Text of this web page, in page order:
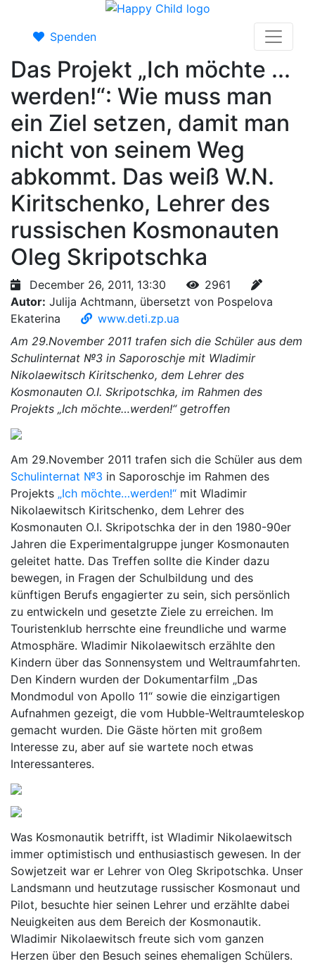
Spenden
Das Projekt „Ich möchte ...
werden!“: Wie muss man
ein Ziel setzen, damit man
nicht von seinem Weg
abkommt. Das weiß W.N.
Kiritschenko, Lehrer des
russischen Kosmonauten
Oleg Skripotschka
December 26, 2011, 13:30
2961
Autor: Julija Achtmann, übersetzt von Pospelova
Ekaterina
www.deti.zp.ua
Am 29.November 2011 trafen sich die Schüler aus dem
Schulinternat №3 in Saporoschje mit Wladimir
Nikolaewitsch Kiritschenko, dem Lehrer des
Kosmonauten O.I. Skripotschka, im Rahmen des
Projekts „Ich möchte…werden!“ getroffen
Am 29.November 2011 trafen sich die Schüler aus dem
Schulinternat №3 in Saporoschje im Rahmen des
Projekts „Ich möchte…werden!“ mit Wladimir
Nikolaewitsch Kiritschenko, dem Lehrer des
Kosmonauten O.I. Skripotschka der in den 1980-90er
Jahren die Experimentalgruppe junger Kosmonauten
geleitet hatte. Das Treffen sollte die Kinder dazu
bewegen, in Fragen der Schulbildung und des
künftigen Berufs engagierter zu sein, sich persönlich
zu entwickeln und gesetzte Ziele zu erreichen. Im
Touristenklub herrschte eine freundliche und warme
Atmosphäre. Wladimir Nikolaewitsch erzählte den
Kindern über das Sonnensystem und Weltraumfahrten.
Den Kindern wurden der Dokumentarfilm „Das
Mondmodul von Apollo 11“ sowie die einzigartigen
Aufnahmen gezeigt, die vom Hubble-Weltraumteleskop
gemacht wurden. Die Gäste hörten mit großem
Interesse zu, aber auf sie wartete noch etwas
Interessanteres.
Was Kosmonautik betrifft, ist Wladimir Nikolaewitsch
immer optimistisch und enthusiastisch gewesen. In der
Sowjetzeit war er Lehrer von Oleg Skripotschka. Unser
Landsmann und heutzutage russischer Kosmonaut und
Pilot, besuchte hier seinen Lehrer und erzählte dabei
Neuigkeiten aus dem Bereich der Kosmonautik.
Wladimir Nikolaewitsch freute sich vom ganzen
Herzen über den Besuch seines ehemaligen Schülers.